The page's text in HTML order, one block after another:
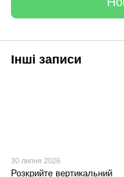
Інші записи
30 липня 2026
Розкрийте вертикальний